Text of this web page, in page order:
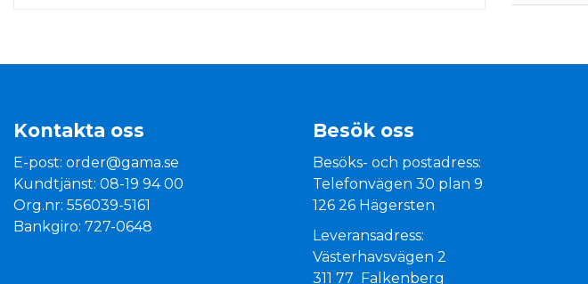
Kontakta oss
E-post: order@gama.se
Kundtjänst: 08-19 94 00
Org.nr: 556039-5161
Bankgiro: 727-0648
Besök oss
Besöks- och postadress:
Telefonvägen 30 plan 9
126 26 Hägersten
Leveransadress:
Västerhavsvägen 2
311 77 Falkenberg